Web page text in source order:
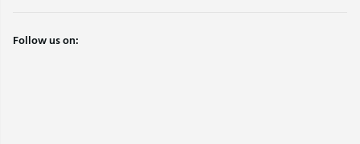
Follow us on: